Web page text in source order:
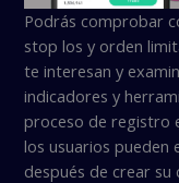
Podrás comprobar
stop los y orden
te interesan y
indicadores y
proceso de registro
los usuarios pueden
después de crear su